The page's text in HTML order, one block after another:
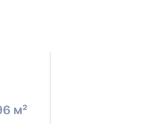
м²